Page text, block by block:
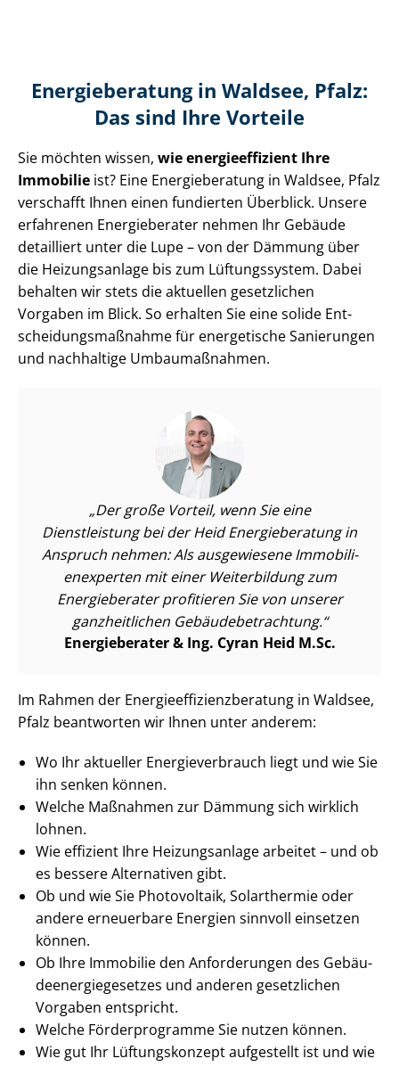
Energieberatung in Waldsee, Pfalz:
Das sind Ihre Vorteile
Sie möchten wissen, wie en­er­gie­ef­fi­zi­ent Ihre
Immobilie ist? Eine Energieberatung in Waldsee, Pfalz
verschafft Ihnen einen fundierten Überblick. Unsere
erfahrenen Energieberater nehmen Ihr Gebäude
detailliert unter die Lupe – von der Dämmung über
die Heizungsanlage bis zum Lüftungssystem. Dabei
behalten wir stets die aktuellen gesetzlichen
Vorgaben im Blick. So erhalten Sie eine solide Ent­
schei­dungs­maß­nah­me für energetische Sanierungen
und nachhaltige Umbaumaßnahmen.
Der große Vorteil, wenn Sie eine
Dienstleistung bei der Heid Energieberatung in
Anspruch nehmen: Als ausgewiesene Im­mo­bi­li­
en­ex­per­ten mit einer Weiterbildung zum
Energieberater profitieren Sie von unserer
ganzheitlichen Ge­bäu­de­be­trach­tung.
Energieberater & Ing. Cyran Heid M.Sc.
Im Rahmen der En­er­gie­ef­fi­zi­enz­be­ra­tung in Waldsee,
Pfalz beantworten wir Ihnen unter anderem:
Wo Ihr aktueller En­er­gie­ver­brauch liegt und wie Sie
ihn senken können.
Welche Maßnahmen zur Dämmung sich wirklich
lohnen.
Wie effizient Ihre Heizungsanlage arbeitet – und ob
es bessere Alternativen gibt.
Ob und wie Sie Photovoltaik, Solarthermie oder
andere erneuerbare Energien sinnvoll einsetzen
können.
Ob Ihre Immobilie den Anforderungen des Ge­bäu­
de­en­er­gie­ge­set­zes und anderen gesetzlichen
Vorgaben entspricht.
Welche Förderprogramme Sie nutzen können.
Wie gut Ihr Lüftungskonzept aufgestellt ist und wie